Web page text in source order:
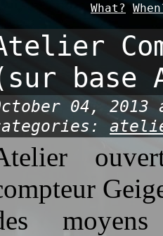
What?
base
04,